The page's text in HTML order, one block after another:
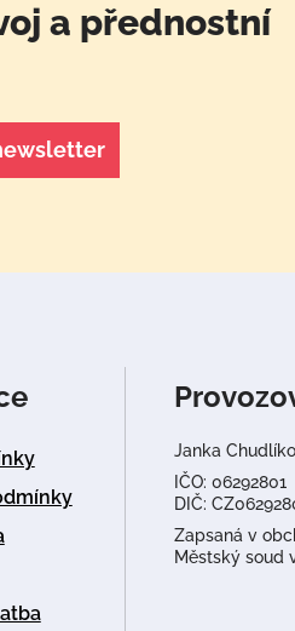
a přednostní
Janka
IČO: 06292801
DIČ:
Zapsaná v
Městský soud